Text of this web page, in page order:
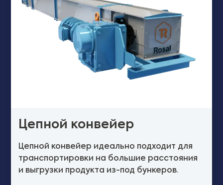
Цепной конвейер
Цепной конвейер идеально подходит для
транспортировки на большие расстояния
и выгрузки продукта из-под бункеров.